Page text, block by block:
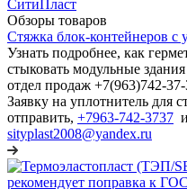
Обзоры товаров
Стяжка блок-контейнеров с
Узнать подробнее, как
стыковать модульные
отдел продаж +7(963)742-37-
Заявку на уплотнитель для
отправить, +7963-742-3737
sityplast2008@yandex.ru